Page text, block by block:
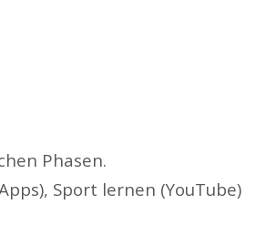
Phasen.
Sport lernen (YouTube)